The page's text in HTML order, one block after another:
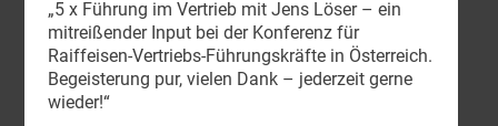
„5 x Führung im Vertrieb mit Jens Löser – ein
mitreißender Input bei der Konferenz für
Raiffeisen-Vertriebs-Führungskräfte in Österreich.
Begeisterung pur, vielen Dank – jederzeit gerne
wieder!“